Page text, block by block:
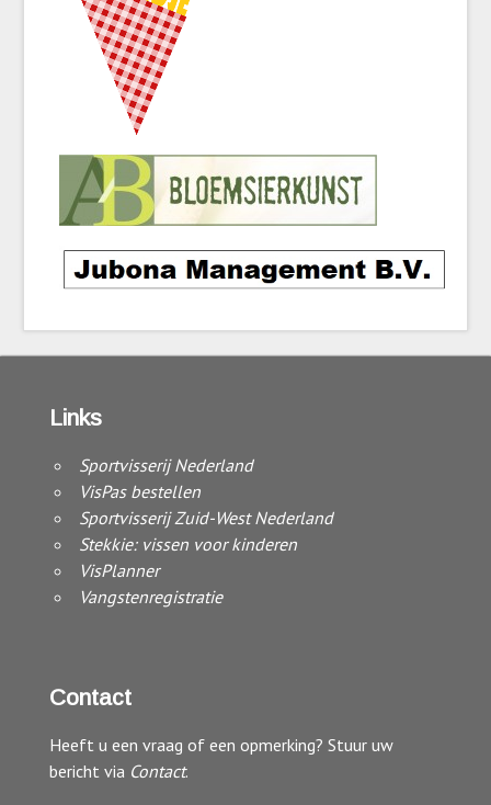
Links
Sportvisserij Nederland
VisPas bestellen
Sportvisserij Zuid-West Nederland
Stekkie: vissen voor kinderen
VisPlanner
Vangstenregistratie
Contact
Heeft u een vraag of een opmerking? Stuur uw
bericht via Contact.